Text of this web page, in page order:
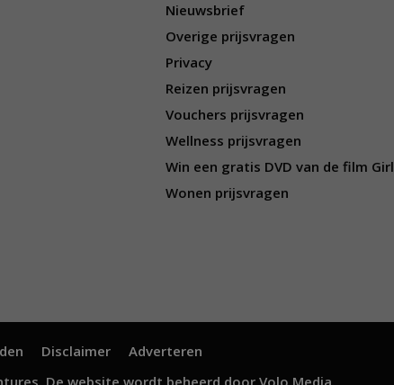
Nieuwsbrief
Overige prijsvragen
Privacy
Reizen prijsvragen
Vouchers prijsvragen
Wellness prijsvragen
Win een gratis DVD van de film Girl
Wonen prijsvragen
Disclaimer
Adverteren